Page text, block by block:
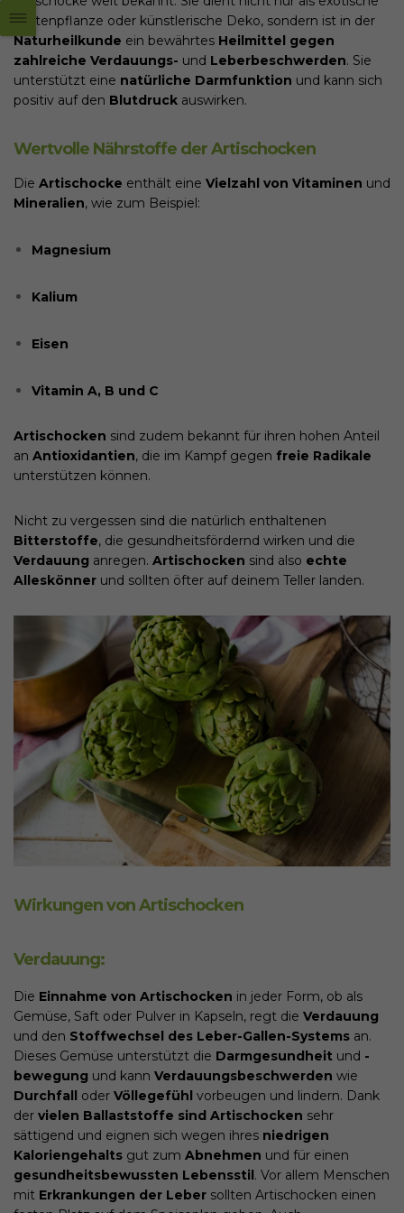
Gartenpflanze oder künstlerische Deko, sondern ist in der
Naturheilkunde ein bewährtes Heilmittel gegen
zahlreiche Verdauungs- und Leberbeschwerden. Sie
unterstützt eine natürliche Darmfunktion und kann sich
positiv auf den Blutdruck auswirken.
Wertvolle Nährstoffe der Artischocken
Die Artischocke enthält eine Vielzahl von Vitaminen und
Mineralien, wie zum Beispiel:
Magnesium
Kalium
Eisen
Vitamin A, B und C
Artischocken sind zudem bekannt für ihren hohen Anteil
an Antioxidantien, die im Kampf gegen freie Radikale
unterstützen können.
Nicht zu vergessen sind die natürlich enthaltenen
Bitterstoffe, die gesundheitsfördernd wirken und die
Verdauung anregen. Artischocken sind also echte
Alleskönner und sollten öfter auf deinem Teller landen.
Wirkungen von Artischocken
Verdauung:
Die Einnahme von Artischocken in jeder Form, ob als
Gemüse, Saft oder Pulver in Kapseln, regt die Verdauung
und den Stoffwechsel des Leber-Gallen-Systems an.
Dieses Gemüse unterstützt die Darmgesundheit und -
bewegung und kann Verdauungsbeschwerden wie
Durchfall oder Völlegefühl vorbeugen und lindern. Dank
der vielen Ballaststoffe sind Artischocken sehr
sättigend und eignen sich wegen ihres niedrigen
Kaloriengehalts gut zum Abnehmen und für einen
gesundheitsbewussten Lebensstil. Vor allem Menschen
mit Erkrankungen der Leber sollten Artischocken einen